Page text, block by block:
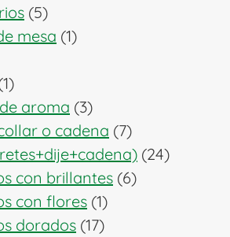
55
productos
mesa 11
11
producto
aroma 33
productos
o cadena 77
productos
2424
con brillantes 66
con flores 11
producto
dorados 1717